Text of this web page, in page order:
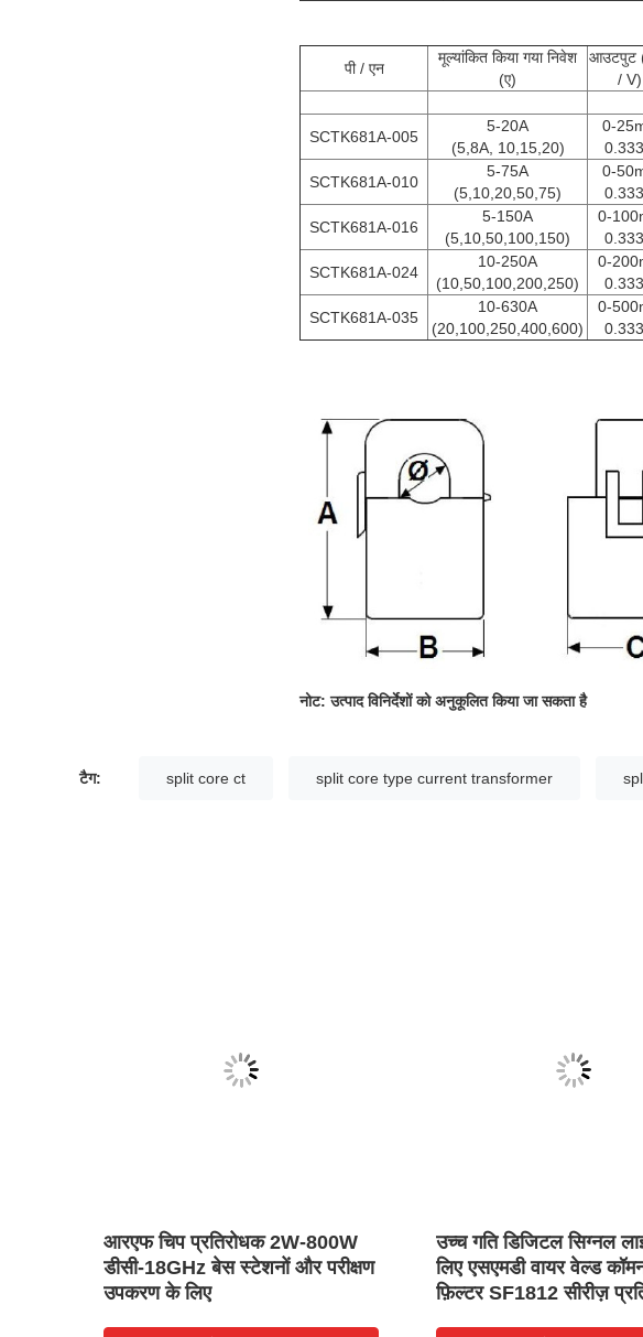
पी / एन
मूल्यांकित किया गया निवेश
(ए)
आउटपुट
/ V)
SCTK681A-005
5-20A
(5,8A, 10,15,20)
0-
SCTK681A-010
5-75A
(5,10,20,50,75)
0-
SCTK681A-016
5-150A
(5,10,50,100,150)
0-
SCTK681A-024
10-250A
(10,50,100,200,250)
0-
SCTK681A-035
10-630A
(20,100,250,400,600)
0-
नोट: उत्पाद विनिर्देशों को अनुकूलित किया जा सकता है
टैग: split core ct split core type current transformer
आरएफ चिप प्रतिरोधक 2W-800W
डीसी-18GHz बेस स्टेशनों और परीक्षण
उपकरण के लिए
उच्च गति डिजिटल सिग्नल
लिए एसएमडी वायर वेल्ड
फ़िल्टर SF1812 सीरीज़